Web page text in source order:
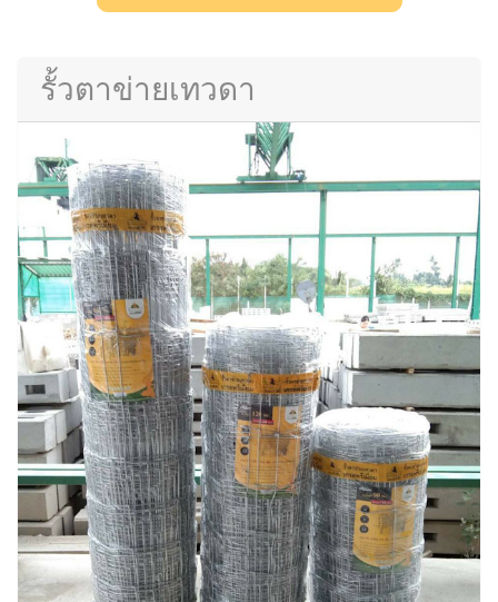
รั้วตาข่ายเทวดา